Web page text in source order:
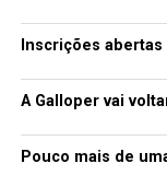
Inscrições
A Galloper vai
Pouco mais de